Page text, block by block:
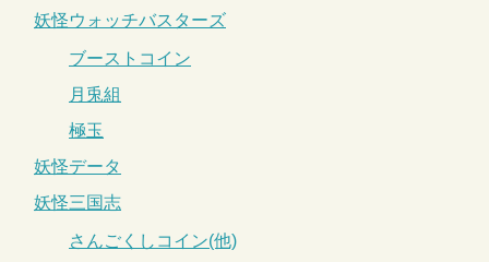
妖怪ウォッチバスターズ
ブーストコイン
月兎組
極玉
妖怪データ
妖怪三国志
さんごくしコイン(他)